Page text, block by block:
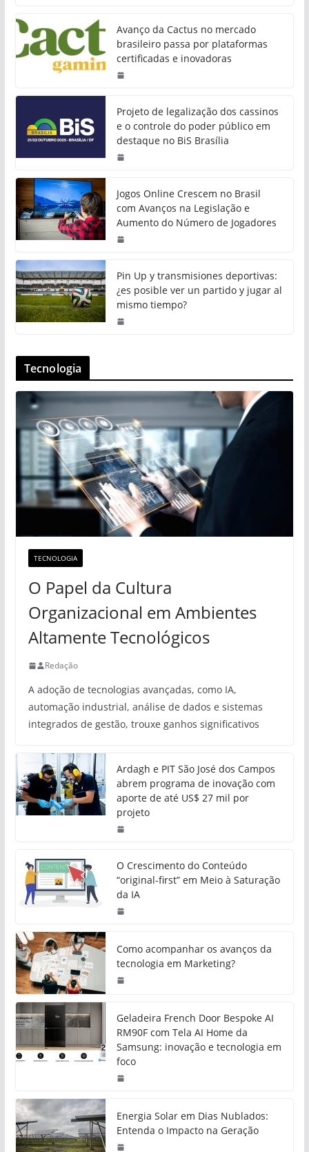
Avanço da Cactus no mercado
brasileiro passa por plataformas
certificadas e inovadoras
Projeto de legalização dos cassinos
e o controle do poder público em
destaque no BiS Brasília
Jogos Online Crescem no Brasil
com Avanços na Legislação e
Aumento do Número de Jogadores
Pin Up y transmisiones deportivas:
¿es posible ver un partido y jugar al
mismo tiempo?
Tecnologia
TECNOLOGIA
O Papel da Cultura
Organizacional em Ambientes
Altamente Tecnológicos
Redação
A adoção de tecnologias avançadas, como IA,
automação industrial, análise de dados e sistemas
integrados de gestão, trouxe ganhos significativos
Ardagh e PIT São José dos Campos
abrem programa de inovação com
aporte de até US$ 27 mil por
projeto
O Crescimento do Conteúdo
“original-first” em Meio à Saturação
da IA
Como acompanhar os avanços da
tecnologia em Marketing?
Geladeira French Door Bespoke AI
RM90F com Tela AI Home da
Samsung: inovação e tecnologia em
foco
Energia Solar em Dias Nublados:
Entenda o Impacto na Geração